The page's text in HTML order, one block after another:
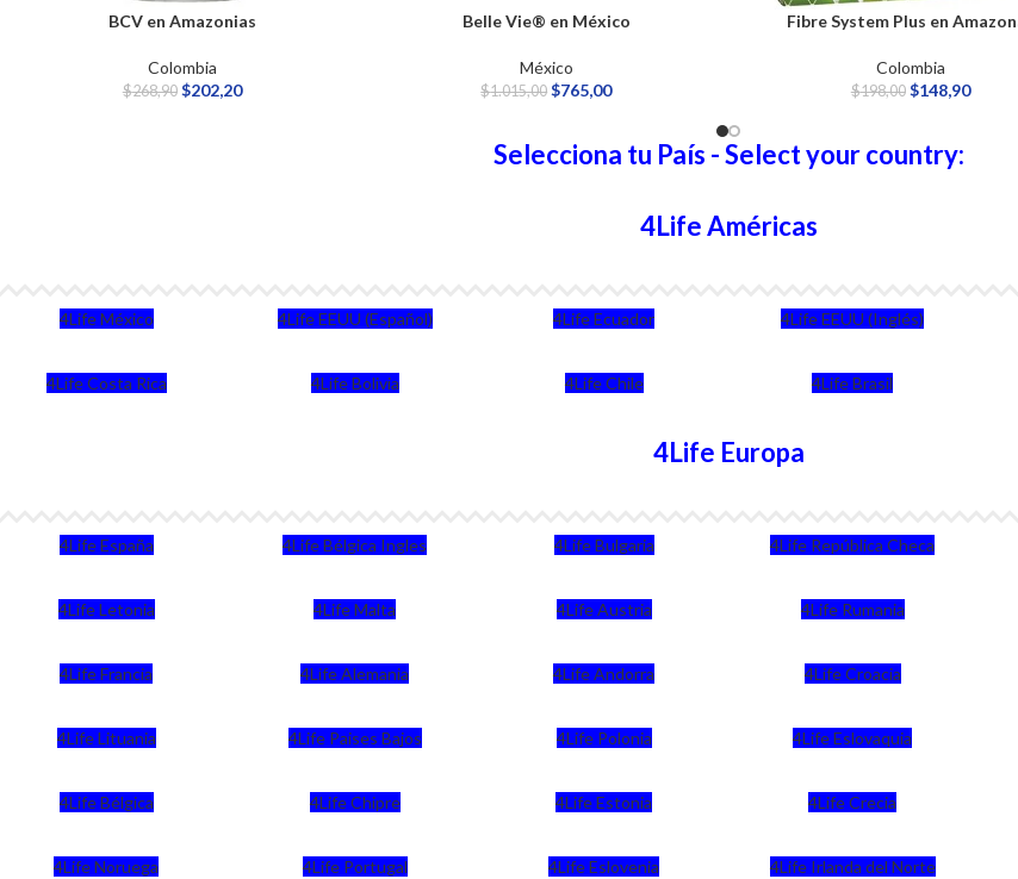
BCV en Amazonias
Colombia
$268,90 $202,20
Belle Vie® en México
México
$1.015,00 $765,00
Fibre System Plus en
Colombia
$198,00 $148,90
Selecciona tu País - Select your country:
4Life Américas
4Life México 4Life EEUU (Español) 4Life Ecuador 4Life EEUU (Inglés)
4Life Costa Rica 4Life Bolivia 4Life Chile 4Life Brasil
4Life Europa
4Life España 4Life Bélgica Ingles 4Life Bulgaria 4Life República Checa
4Life Letonia 4Life Malta 4Life Austria 4Life Rumania
4Life Francia 4Life Alemania 4Life Andorra 4Life Croacia
4Life Lituania 4Life Paises Bajos 4Life Polonia 4Life Eslovaquia
4Life Bélgica 4Life Chipre 4Life Estonia 4Life Crecia
4Life Noruega 4Life Portugal 4Life Eslovenia 4Life Irlanda del Norte